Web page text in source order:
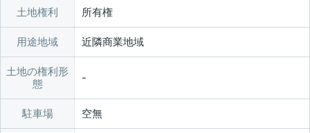
土地権利 所有権
用途地域 近隣商業地域
土地の権利形
態
駐車場 空無